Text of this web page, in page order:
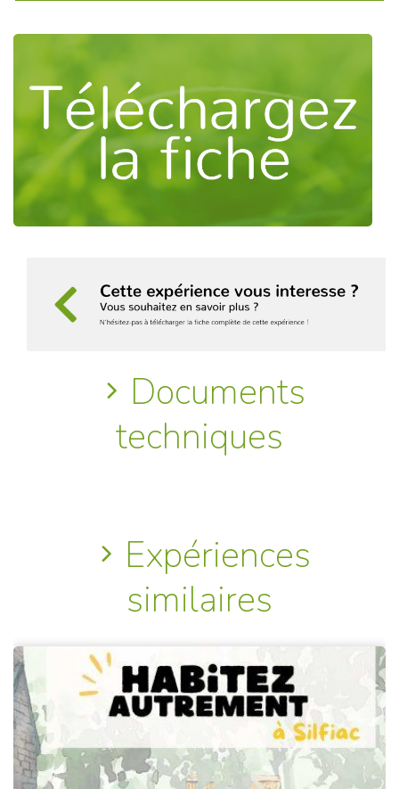
Documents
techniques
Expériences
similaires